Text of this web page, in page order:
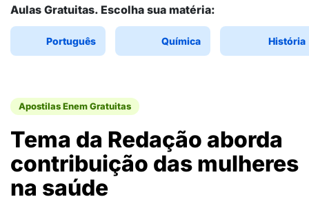
Aulas Gratuitas. Escolha sua matéria:
Português Química História
Apostilas Enem Gratuitas
Tema da Redação aborda
contribuição das mulheres
na saúde